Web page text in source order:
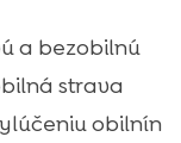
a bezobilnú
strava
obilnín